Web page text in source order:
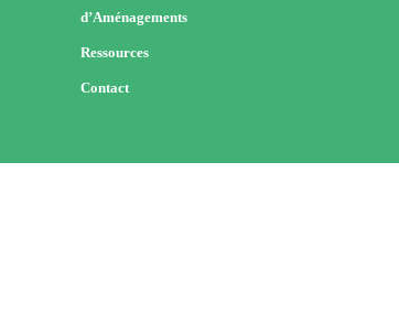
d’Aménagements
Ressources
Contact